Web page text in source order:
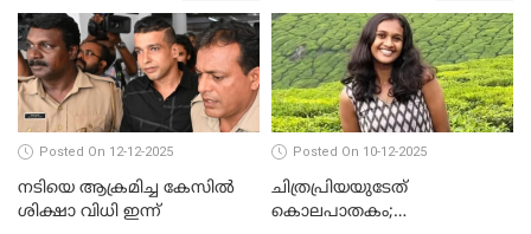
Posted On 12-12-2025
നടിയെ ആക്രമിച്ച കേസിൽ
ശിക്ഷാ വിധി ഇന്ന്
Posted On 10-12-2025
ചിത്രപ്രിയയുടേത്
കൊലപാതകം;